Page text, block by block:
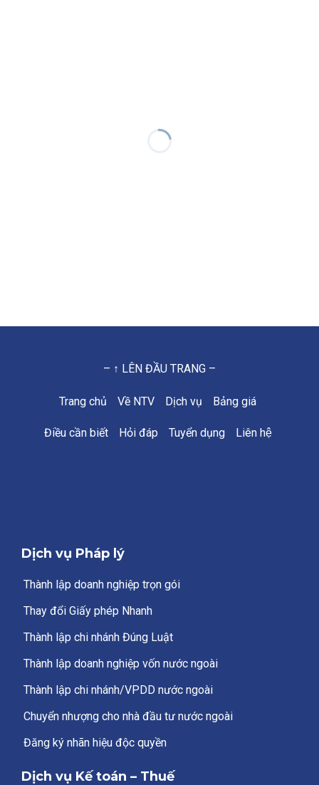
– ↑ LÊN ĐẦU TRANG –
Trang chủ Về NTV Dịch vụ Bảng giá
Điều cần biết Hỏi đáp Tuyển dụng Liên hệ
Dịch vụ Pháp lý
Thành lập doanh nghiệp trọn gói
Thay đổi Giấy phép Nhanh
Thành lập chi nhánh Đúng Luật
Thành lập doanh nghiệp vốn nước ngoài
Thành lập chi nhánh/VPDD nước ngoài
Chuyển nhượng cho nhà đầu tư nước ngoài
Đăng ký nhãn hiệu độc quyền
Dịch vụ Kế toán – Thuế